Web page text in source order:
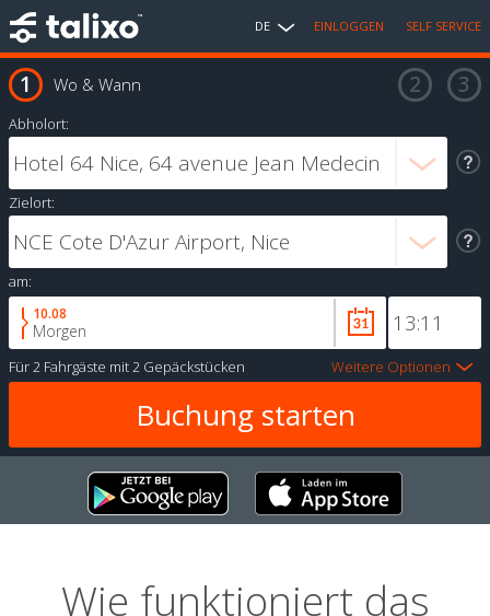
DE EINLOGGEN SELF SERVICE
Wo & Wann
Abholort:
Zielort:
am:
10.08
Morgen
Für2 Fahrgäste mit2 Gepäckstücken Weitere Optionen
Wie funktioniert das